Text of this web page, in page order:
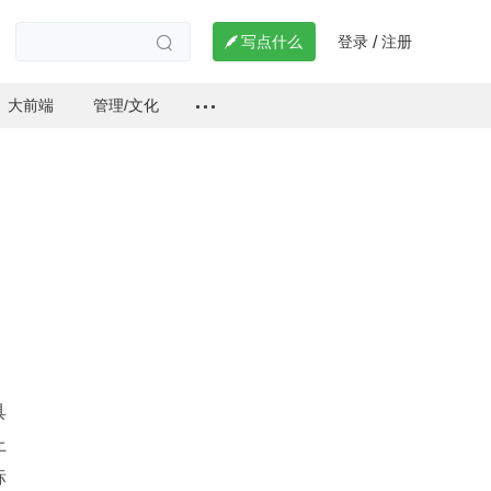
  写点什么 登录 / 注册
大前端 管理/文化